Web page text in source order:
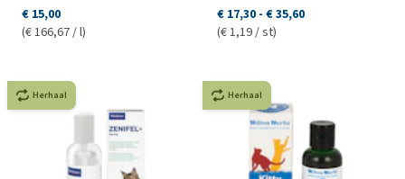
€ 15,00
(€ 166,67 / l)
€ 17,30 - € 35,60
(€ 1,19 / st)
Herhaal Herhaal